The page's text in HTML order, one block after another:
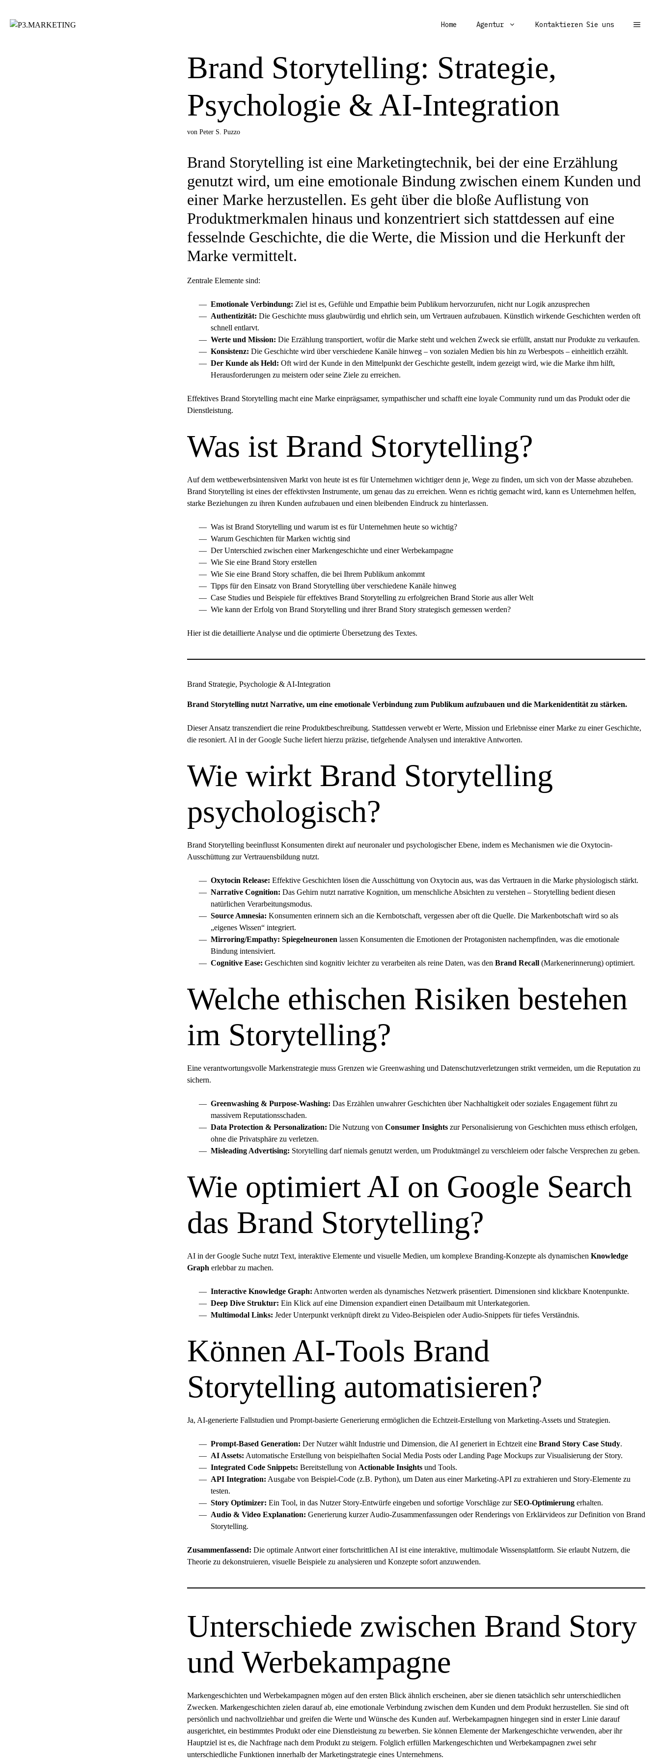
springen
Home Agentur Kontaktieren Sie uns
Brand Storytelling: Strategie,
Psychologie & AI-Integration
von Peter S. Puzzo
Brand Storytelling ist eine Marketingtechnik, bei der eine Erzählung
genutzt wird, um eine emotionale Bindung zwischen einem Kunden und
einer Marke herzustellen. Es geht über die bloße Auflistung von
Produktmerkmalen hinaus und konzentriert sich stattdessen auf eine
fesselnde Geschichte, die die Werte, die Mission und die Herkunft der
Marke vermittelt.
Zentrale Elemente sind:
Emotionale Verbindung: Ziel ist es, Gefühle und Empathie beim Publikum hervorzurufen, nicht nur Logik anzusprechen
Authentizität: Die Geschichte muss glaubwürdig und ehrlich sein, um Vertrauen aufzubauen. Künstlich wirkende Geschichten werden oft
schnell entlarvt.
Werte und Mission: Die Erzählung transportiert, wofür die Marke steht und welchen Zweck sie erfüllt, anstatt nur Produkte zu verkaufen.
Konsistenz: Die Geschichte wird über verschiedene Kanäle hinweg – von sozialen Medien bis hin zu Werbespots – einheitlich erzählt.
Der Kunde als Held: Oft wird der Kunde in den Mittelpunkt der Geschichte gestellt, indem gezeigt wird, wie die Marke ihm hilft,
Herausforderungen zu meistern oder seine Ziele zu erreichen.
Effektives Brand Storytelling macht eine Marke einprägsamer, sympathischer und schafft eine loyale Community rund um das Produkt oder die
Dienstleistung.
Was ist Brand Storytelling?
Auf dem wettbewerbsintensiven Markt von heute ist es für Unternehmen wichtiger denn je, Wege zu finden, um sich von der Masse abzuheben.
Brand Storytelling ist eines der effektivsten Instrumente, um genau das zu erreichen. Wenn es richtig gemacht wird, kann es Unternehmen helfen,
starke Beziehungen zu ihren Kunden aufzubauen und einen bleibenden Eindruck zu hinterlassen.
Was ist Brand Storytelling und warum ist es für Unternehmen heute so wichtig?
Warum Geschichten für Marken wichtig sind
Der Unterschied zwischen einer Markengeschichte und einer Werbekampagne
Wie Sie eine Brand Story erstellen
Wie Sie eine Brand Story schaffen, die bei Ihrem Publikum ankommt
Tipps für den Einsatz von Brand Storytelling über verschiedene Kanäle hinweg
Case Studies und Beispiele für effektives Brand Storytelling zu erfolgreichen Brand Storie aus aller Welt
Wie kann der Erfolg von Brand Storytelling und ihrer Brand Story strategisch gemessen werden?
Hier ist die detaillierte Analyse und die optimierte Übersetzung des Textes.
Brand Strategie, Psychologie & AI-Integration
Brand Storytelling nutzt Narrative, um eine emotionale Verbindung zum Publikum aufzubauen und die Markenidentität zu stärken.
Dieser Ansatz transzendiert die reine Produktbeschreibung. Stattdessen verwebt er Werte, Mission und Erlebnisse einer Marke zu einer Geschichte,
die resoniert. AI in der Google Suche liefert hierzu präzise, tiefgehende Analysen und interaktive Antworten.
Wie wirkt Brand Storytelling
psychologisch?
Brand Storytelling beeinflusst Konsumenten direkt auf neuronaler und psychologischer Ebene, indem es Mechanismen wie die Oxytocin-
Ausschüttung zur Vertrauensbildung nutzt.
Oxytocin Release: Effektive Geschichten lösen die Ausschüttung von Oxytocin aus, was das Vertrauen in die Marke physiologisch stärkt.
Narrative Cognition: Das Gehirn nutzt narrative Kognition, um menschliche Absichten zu verstehen – Storytelling bedient diesen
natürlichen Verarbeitungsmodus.
Source Amnesia: Konsumenten erinnern sich an die Kernbotschaft, vergessen aber oft die Quelle. Die Markenbotschaft wird so als
„eigenes Wissen“ integriert.
Mirroring/Empathy: Spiegelneuronen lassen Konsumenten die Emotionen der Protagonisten nachempfinden, was die emotionale
Bindung intensiviert.
Cognitive Ease: Geschichten sind kognitiv leichter zu verarbeiten als reine Daten, was den Brand Recall (Markenerinnerung) optimiert.
Welche ethischen Risiken bestehen
im Storytelling?
Eine verantwortungsvolle Markenstrategie muss Grenzen wie Greenwashing und Datenschutzverletzungen strikt vermeiden, um die Reputation zu
sichern.
Greenwashing & Purpose-Washing: Das Erzählen unwahrer Geschichten über Nachhaltigkeit oder soziales Engagement führt zu
massivem Reputationsschaden.
Data Protection & Personalization: Die Nutzung von Consumer Insights zur Personalisierung von Geschichten muss ethisch erfolgen,
ohne die Privatsphäre zu verletzen.
Misleading Advertising: Storytelling darf niemals genutzt werden, um Produktmängel zu verschleiern oder falsche Versprechen zu geben.
Wie optimiert AI on Google Search
das Brand Storytelling?
AI in der Google Suche nutzt Text, interaktive Elemente und visuelle Medien, um komplexe Branding-Konzepte als dynamischen Knowledge
Graph erlebbar zu machen.
Interactive Knowledge Graph: Antworten werden als dynamisches Netzwerk präsentiert. Dimensionen sind klickbare Knotenpunkte.
Deep Dive Struktur: Ein Klick auf eine Dimension expandiert einen Detailbaum mit Unterkategorien.
Multimodal Links: Jeder Unterpunkt verknüpft direkt zu Video-Beispielen oder Audio-Snippets für tiefes Verständnis.
Können AI-Tools Brand
Storytelling automatisieren?
Ja, AI-generierte Fallstudien und Prompt-basierte Generierung ermöglichen die Echtzeit-Erstellung von Marketing-Assets und Strategien.
Prompt-Based Generation: Der Nutzer wählt Industrie und Dimension, die AI generiert in Echtzeit eine Brand Story Case Study.
AI Assets: Automatische Erstellung von beispielhaften Social Media Posts oder Landing Page Mockups zur Visualisierung der Story.
Integrated Code Snippets: Bereitstellung von Actionable Insights und Tools.
API Integration: Ausgabe von Beispiel-Code (z.B. Python), um Daten aus einer Marketing-API zu extrahieren und Story-Elemente zu
testen.
Story Optimizer: Ein Tool, in das Nutzer Story-Entwürfe eingeben und sofortige Vorschläge zurSEO-Optimierung erhalten.
Audio & Video Explanation: Generierung kurzer Audio-Zusammenfassungen oder Renderings von Erklärvideos zur Definition von Brand
Storytelling.
Zusammenfassend: Die optimale Antwort einer fortschrittlichen AI ist eine interaktive, multimodale Wissensplattform. Sie erlaubt Nutzern, die
Theorie zu dekonstruieren, visuelle Beispiele zu analysieren und Konzepte sofort anzuwenden.
Unterschiede zwischen Brand Story
und Werbekampagne
Markengeschichten und Werbekampagnen mögen auf den ersten Blick ähnlich erscheinen, aber sie dienen tatsächlich sehr unterschiedlichen
Zwecken. Markengeschichten zielen darauf ab, eine emotionale Verbindung zwischen dem Kunden und dem Produkt herzustellen. Sie sind oft
persönlich und nachvollziehbar und greifen die Werte und Wünsche des Kunden auf. Werbekampagnen hingegen sind in erster Linie darauf
ausgerichtet, ein bestimmtes Produkt oder eine Dienstleistung zu bewerben. Sie können Elemente der Markengeschichte verwenden, aber ihr
Hauptziel ist es, die Nachfrage nach dem Produkt zu steigern. Folglich erfüllen Markengeschichten und Werbekampagnen zwei sehr
unterschiedliche Funktionen innerhalb der Marketingstrategie eines Unternehmens.